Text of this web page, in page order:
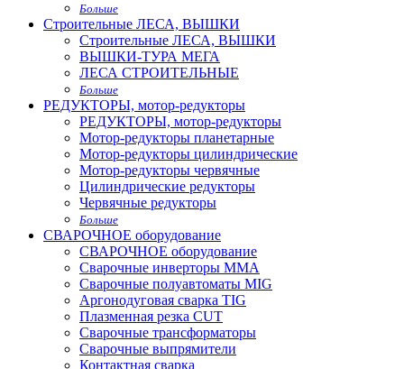
Больше
Строительные ЛЕСА, ВЫШКИ
Строительные ЛЕСА, ВЫШКИ
ВЫШКИ-ТУРА МЕГА
ЛЕСА СТРОИТЕЛЬНЫЕ
Больше
РЕДУКТОРЫ, мотор-редукторы
РЕДУКТОРЫ, мотор-редукторы
Мотор-редукторы планетарные
Мотор-редукторы цилиндрические
Мотор-редукторы червячные
Цилиндрические редукторы
Червячные редукторы
Больше
СВАРОЧНОЕ оборудование
СВАРОЧНОЕ оборудование
Сварочные инверторы MMA
Сварочные полуавтоматы MIG
Аргонодуговая сварка TIG
Плазменная резка CUT
Сварочные трансформаторы
Сварочные выпрямители
Контактная сварка